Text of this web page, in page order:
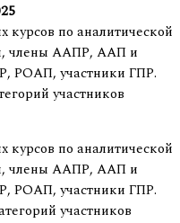
курсов по аналитической
члены ААПР, ААП и
РОАП, участники ГПР.
участников
курсов по аналитической
члены ААПР, ААП и
РОАП, участники ГПР.
участников